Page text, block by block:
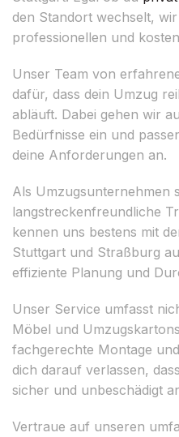
den Standort wechselt,
professionellen und
Unser Team von
dafür, dass dein Umzug
abläuft. Dabei gehen wir
Bedürfnisse ein und
deine Anforderungen an.
Als Umzugsunternehmen
langstreckenfreundliche
kennen uns bestens mit
Stuttgart und Straßburg
effiziente Planung und
Unser Service umfasst
Möbel und
fachgerechte Montage
dich darauf verlassen,
sicher und unbeschädigt
Vertraue auf unseren